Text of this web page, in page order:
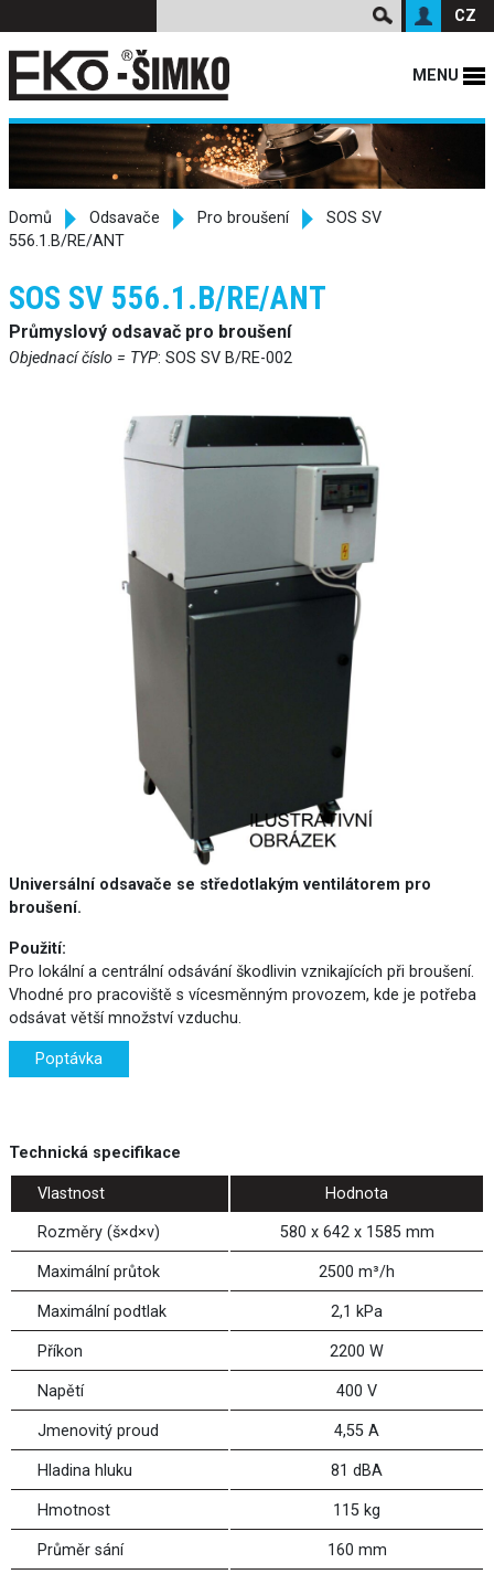
CZ
MENU
Domů Odsavače Pro broušení
SOS SV
556.1.B/RE/ANT
SOS SV 556.1.B/RE/ANT
Průmyslový odsavač pro broušení
Objednací číslo = TYP: SOS SV B/RE-002
Universální odsavače se středotlakým ventilátorem pro
broušení.
Použití:
Pro lokální a centrální odsávání škodlivin vznikajících při broušení.
Vhodné pro pracoviště s vícesměnným provozem, kde je potřeba
odsávat větší množství vzduchu.
Poptávka
Technická specifikace
Vlastnost Hodnota
Rozměry (š×d×v) 580 x 642 x 1585 mm
Maximální průtok 2500 m³/h
Maximální podtlak 2,1 kPa
Příkon 2200 W
Napětí 400 V
Jmenovitý proud 4,55 A
Hladina hluku 81 dBA
Hmotnost 115 kg
Průměr sání 160 mm